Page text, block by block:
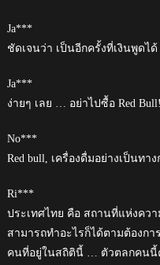
Ja***
ชัดเจนว่า เป็นอีกครั้งที่เงินพูดได้
Ja***
ง่ายๆ เลย … อย่าไปซื้อ Red Bull!
No***
Red bull, เครื่องดื่มอย่างเป็นทา
Ri***
ประเทศไทย คือ สถานที่แห่งคว
สามารถทำอะไรก็ได้ตามต้อง
คนที่อยู่ในสถิตินี้ … ตัวตลกคนนี้